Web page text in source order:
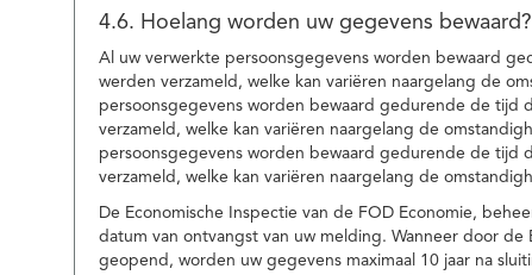
4.6. Hoelang worden uw gegevens bewaard?
Al uw verwerkte persoonsgegevens worden bewaard
werden verzameld, welke kan variëren naargelang de
persoonsgegevens worden bewaard gedurende de tijd
verzameld, welke kan variëren naargelang de
persoonsgegevens worden bewaard gedurende de tijd
verzameld, welke kan variëren naargelang de
De Economische Inspectie van de FOD Economie,
datum van ontvangst van uw melding. Wanneer door
geopend, worden uw gegevens maximaal 10 jaar na